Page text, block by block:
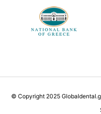
© Copyright 2025